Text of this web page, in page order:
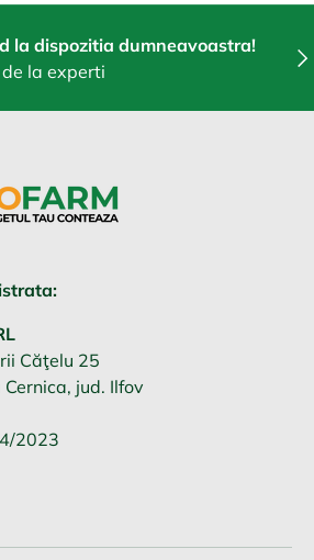
la dispozitia dumneavoastra!
la experti
Căţelu 25
jud. Ilfov
2023